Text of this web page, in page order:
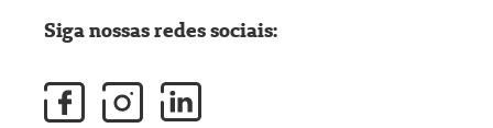
Siga nossas redes sociais: